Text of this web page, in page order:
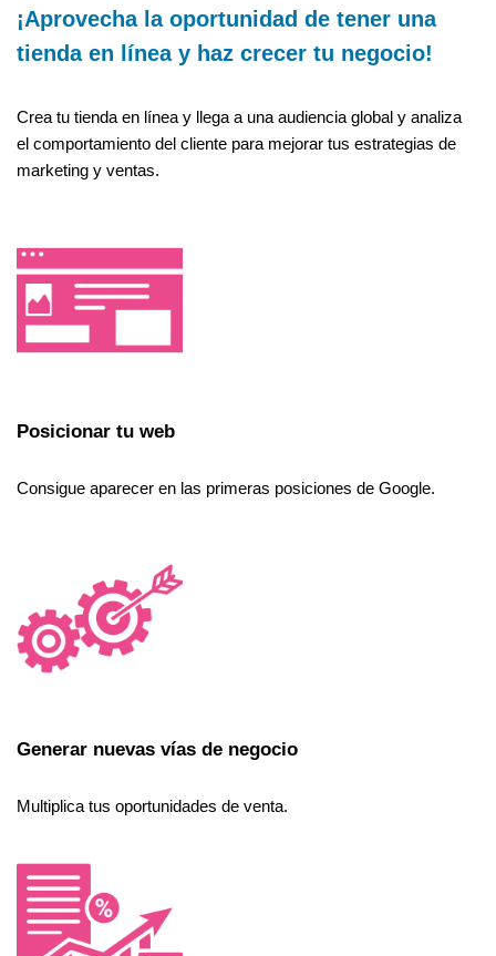
¡Aprovecha la oportunidad de tener una
tienda en línea y haz crecer tu negocio!
Crea tu tienda en línea y llega a una audiencia global y analiza
el comportamiento del cliente para mejorar tus estrategias de
marketing y ventas.
Posicionar tu web
Consigue aparecer en las primeras posiciones de Google.
Generar nuevas vías de negocio
Multiplica tus oportunidades de venta.